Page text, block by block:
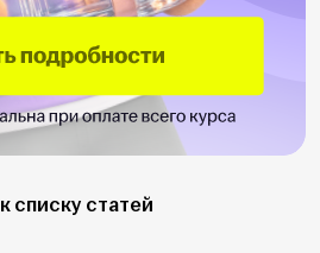
к списку статей